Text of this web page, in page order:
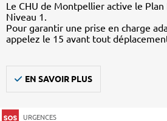
Le CHU de Montpellier active le
Niveau 1.
Pour garantir une prise en charge
appelez le 15 avant tout
EN SAVOIR PLUS
URGENCES